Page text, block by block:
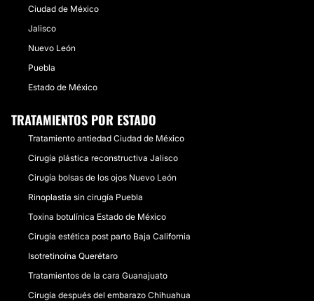
Ciudad de México
Jalisco
Nuevo León
Puebla
Estado de México
TRATAMIENTOS POR ESTADO
Tratamiento antiedad Ciudad de México
Cirugía plástica reconstructiva Jalisco
Cirugía bolsas de los ojos Nuevo León
Rinoplastia sin cirugía Puebla
Toxina botulínica Estado de México
Cirugía estética post parto Baja California
Isotretinoína Querétaro
Tratamientos de la cara Guanajuato
Cirugía después del embarazo Chihuahua